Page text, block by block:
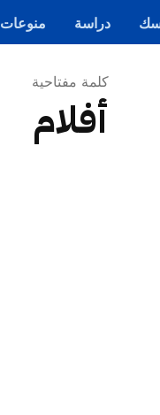
دراسة منوعات
كلمة مفتاحية
أفلام